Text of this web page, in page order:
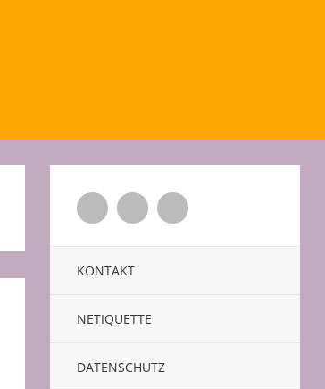
TwitterFacebookXing
KONTAKT
NETIQUETTE
DATENSCHUTZ